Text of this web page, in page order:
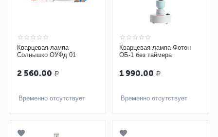
Кварцевая лампа
Солнышко ОУФд 01
2 560.00 Р
Временно отсутствует
Кварцевая лампа Фотон
ОБ-1 без таймера
1 990.00 Р
Временно отсутствует